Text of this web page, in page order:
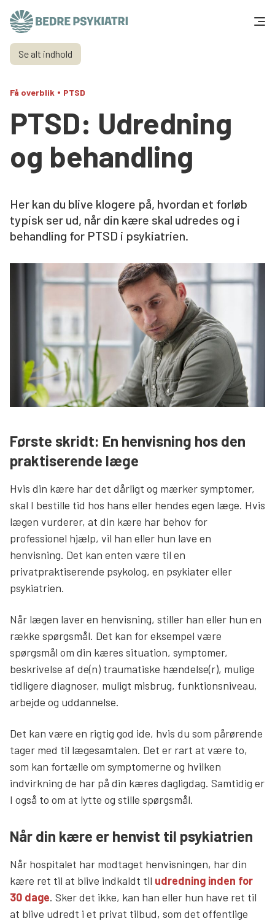
Skip to content
Få hjælp
Tal og fakta
Om os
Vær med
Presse og politik
Støt os
Se alt indhold
Få overblik • PTSD
PTSD: Udredning
og behandling
Her kan du blive klogere på, hvordan et forløb
typisk ser ud, når din kære skal udredes og i
behandling for PTSD i psykiatrien.
Første skridt: En henvisning hos den
praktiserende læge
Hvis din kære har det dårligt og mærker symptomer,
skal I bestille tid hos hans eller hendes egen læge. Hvis
lægen vurderer, at din kære har behov for
professionel hjælp, vil han eller hun lave en
henvisning. Det kan enten være til en
privatpraktiserende psykolog, en psykiater eller
psykiatrien.
Når lægen laver en henvisning, stiller han eller hun en
række spørgsmål. Det kan for eksempel være
spørgsmål om din kæres situation, symptomer,
beskrivelse af de(n) traumatiske hændelse(r), mulige
tidligere diagnoser, muligt misbrug, funktionsniveau,
arbejde og uddannelse.
Det kan være en rigtig god ide, hvis du som pårørende
tager med til lægesamtalen. Det er rart at være to,
som kan fortælle om symptomerne og hvilken
indvirkning de har på din kæres dagligdag. Samtidig er
I også to om at lytte og stille spørgsmål.
Når din kære er henvist til psykiatrien
Når hospitalet har modtaget henvisningen, har din
kære ret til at blive indkaldt til udredning inden for
30 dage. Sker det ikke, kan han eller hun have ret til
at blive udredt i et privat tilbud, som det offentlige